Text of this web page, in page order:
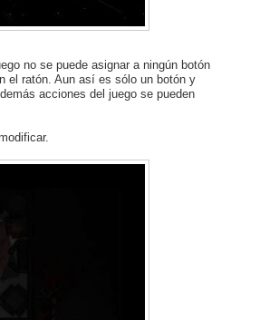
no se puede asignar a ningún botón
el ratón. Aun así es sólo un botón y
acciones del juego se pueden